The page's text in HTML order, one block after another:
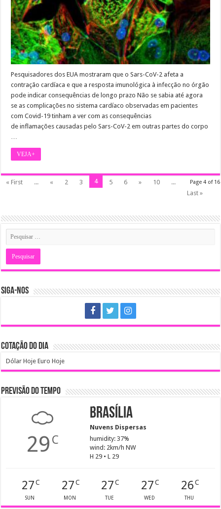
Pesquisadores dos EUA mostraram que o Sars-CoV-2 afeta a
contração cardíaca e que a resposta imunológica à infecção no órgão
pode indicar consequências de longo prazo Não se sabia até agora
se as complicações no sistema cardíaco observadas em pacientes
com Covid-19 tinham a ver com as consequências
de inflamações causadas pelo Sars-CoV-2 em outras partes do corpo
VEJA+
Page 4 of 16
« First ... « 2 3 4 5 6 » 10
...
Last »
SIGA-NOS
COTAÇÃO DO DIA
Dólar Hoje Euro Hoje
PREVISÃO DO TEMPO
29 C
Brasília
Nuvens Dispersas
humidity: 37%
wind: 2km/h NW
H 29 • L 29
27C
SUN
27C
MON
27 C
TUE
27C
WED
26C
THU